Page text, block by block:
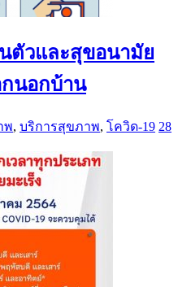
ตัวและสุขอนามัย
นอกบ้าน
พ, บริการสุขภาพ, โควิด-19 28